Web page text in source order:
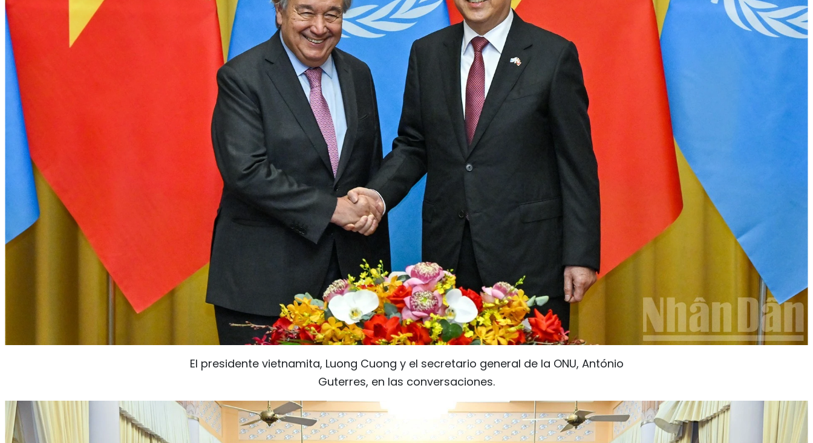
El presidente vietnamita, Luong Cuong y el secretario general de la ONU, António
Guterres, en las conversaciones.